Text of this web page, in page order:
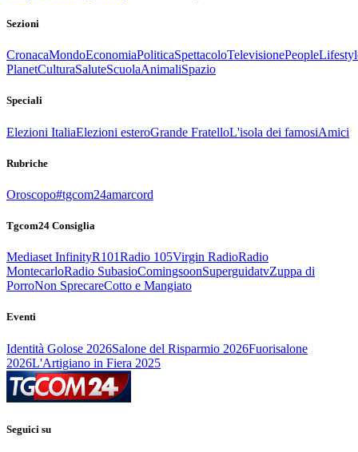
Sezioni
CronacaMondoEconomiaPoliticaSpettacoloTelevisionePeople
PlanetCulturaSaluteScuolaAnimaliSpazio
Speciali
Elezioni ItaliaElezioni esteroGrande FratelloL'isola dei famosiAmici
Rubriche
Oroscopo#tgcom24amarcord
Tgcom24 Consiglia
Mediaset InfinityR101Radio 105Virgin RadioRadio
MontecarloRadio SubasioComingsoonSuperguidatvZuppa di
PorroNon SprecareCotto e Mangiato
Eventi
Identità Golose 2026Salone del Risparmio 2026Fuorisalone
2026L'Artigiano in Fiera 2025
Seguici su